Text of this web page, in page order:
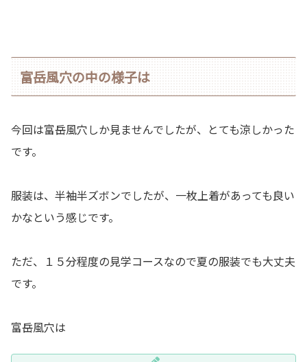
富岳風穴の中の様子は
今回は富岳風穴しか見ませんでしたが、とても涼しかった
です。
服装は、半袖半ズボンでしたが、一枚上着があっても良い
かなという感じです。
ただ、１５分程度の見学コースなので夏の服装でも大丈夫
です。
富岳風穴は